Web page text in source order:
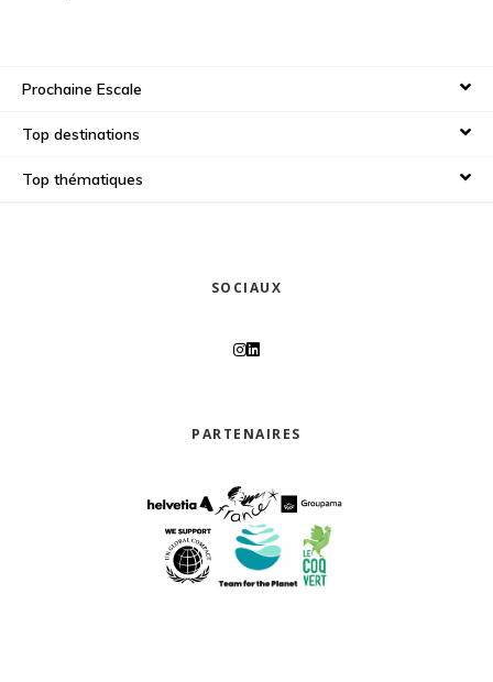
Prochaine Escale
Top destinations
Top thématiques
SOCIAUX
PARTENAIRES